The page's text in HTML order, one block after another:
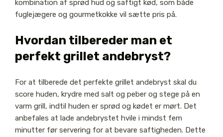
kombination af sprød hud og saftigt kød, som både
fuglejægere og gourmetkokke vil sætte pris på.
Hvordan tilbereder man et
perfekt grillet andebryst?
For at tilberede det perfekte grillet andebryst skal du
score huden, krydre med salt og peber og stege på en
varm grill, indtil huden er sprød og kødet er mørt. Det
anbefales at lade andebrystet hvile i mindst fem
minutter før servering for at bevare saftigheden. Dette